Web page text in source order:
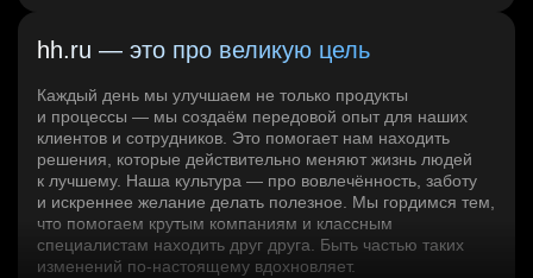
hh.ru — это про великую цель
Каждый день мы улучшаем не только продукты
и процессы — мы создаём передовой опыт для наших
клиентов и сотрудников. Это помогает нам находить
решения, которые действительно меняют жизнь людей
к лучшему. Наша культура — про вовлечённость, заботу
и искреннее желание делать полезное. Мы гордимся тем,
что помогаем крутым компаниям и классным
специалистам находить друг друга. Быть частью таких
изменений по‑настоящему вдохновляет.